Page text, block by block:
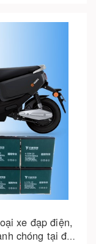
xe đạp điện,
chóng tại đà